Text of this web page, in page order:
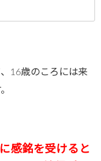
16歳のころには来
感銘を受けると